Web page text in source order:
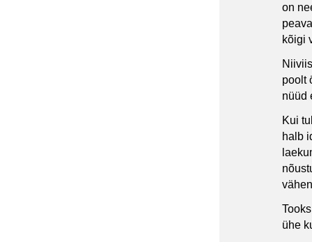
on
kõigi
poolt
nüüd
Kui
halb
ühe